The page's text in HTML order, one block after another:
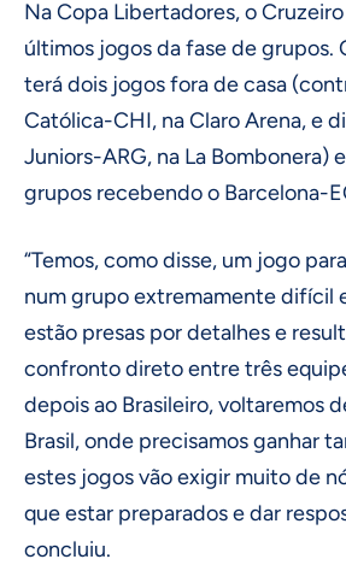
Na Copa Libertadores, o
últimos jogos da fase de grupos.
terá dois jogos fora de casa
Católica-CHI, na Claro Arena, e
Juniors-ARG, na La Bombonera)
grupos recebendo o Barcelona-
“Temos, como disse, um jogo
num grupo extremamente difícil
estão presas por detalhes e
confronto direto entre três
depois ao Brasileiro, voltaremos
Brasil, onde precisamos ganhar
estes jogos vão exigir muito de
que estar preparados e dar
concluiu.